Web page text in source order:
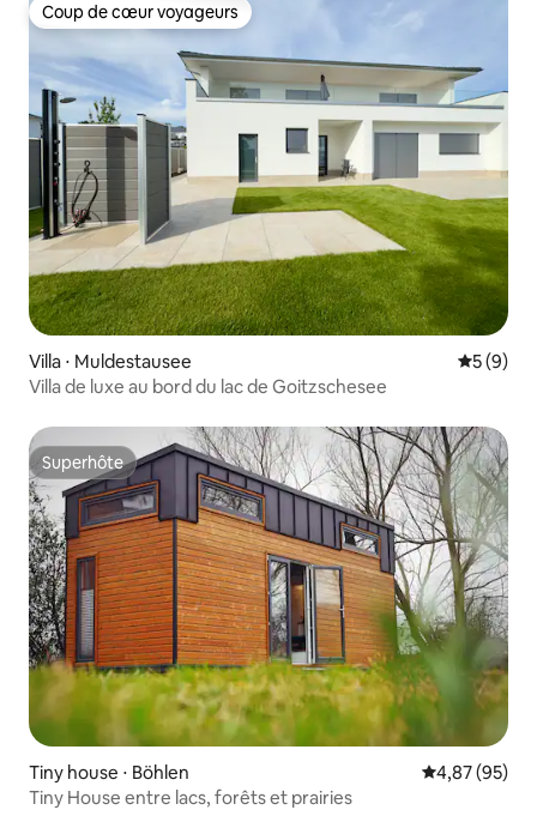
Coup de cœur voyageurs
Coup de cœur voyageurs
Villa ⋅ Muldestausee
5 (9)
Villa de luxe au bord du lac de Goitzschesee
Superhôte
Superhôte
Tiny house ⋅ Böhlen Évaluation
4,87 (95)
Tiny House entre lacs, forêts et prairies